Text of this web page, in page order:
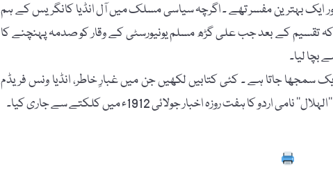
ایک بہترین مفسر تھے ۔ اگرچہ سیاسی مسلک میں آل انڈیا کانگریس کے ہم
کہ تقسیم کے بعد جب علی گڑھ مسلم یونیورسٹی کے وقار کو صدمہ پہنچنے کا
بچا لیا۔
سمجھا جاتا ہے ۔ کئی کتابیں لکھیں جن میں غبارِ خاطر، انڈیا ونس فریڈم
ہفت روزہ اخبار جولائی 1912ء میں کلکتے سے جاری کیا۔